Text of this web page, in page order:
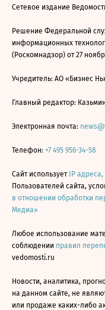
Сетевое издание
Решение Федеральной
информационных
(Роскомнадзор) от 27
Учредитель: АО «Бизнес
Главный редактор:
Электронная почта:
Телефон: +7 495 956-34-58
Сайт использует IP
Пользователей сайта,
в отношении обработки
Медиа»
Любое использование
соблюдении правил
vedomosti.ru
Новости, аналитика,
на данном сайте, не
или продаже каких-либо